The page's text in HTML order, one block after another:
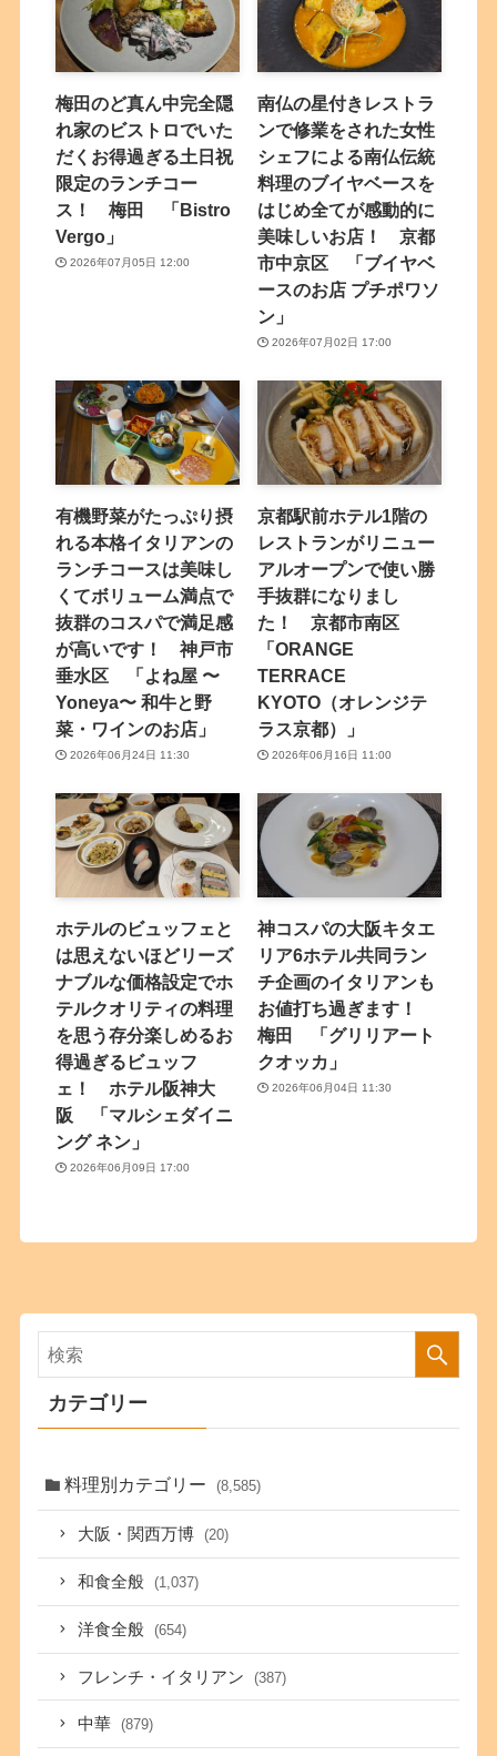
梅田のど真ん中完全隠
れ家のビストロでいた
だくお得過ぎる土日祝
限定のランチコー
ス！ 梅田 「Bistro
Vergo」
2026年07月05日 12:00
南仏の星付きレストラ
ンで修業をされた女性
シェフによる南仏伝統
料理のブイヤベースを
はじめ全てが感動的に
美味しいお店！ 京都
市中京区 「ブイヤベ
ースのお店 プチポワソ
ン」
2026年07月02日 17:00
有機野菜がたっぷり摂
れる本格イタリアンの
ランチコースは美味し
くてボリューム満点で
抜群のコスパで満足感
が高いです！ 神戸市
垂水区 「よね屋 〜
Yoneya〜 和牛と野
菜・ワインのお店」
2026年06月24日 11:30
京都駅前ホテル1階の
レストランがリニュー
アルオープンで使い勝
手抜群になりまし
た！ 京都市南区
「ORANGE
TERRACE
KYOTO（オレンジテ
ラス京都）」
2026年06月16日 11:00
ホテルのビュッフェと
は思えないほどリーズ
ナブルな価格設定でホ
テルクオリティの料理
を思う存分楽しめるお
得過ぎるビュッフ
ェ！ ホテル阪神大
阪 「マルシェダイニ
ング ネン」
2026年06月09日 17:00
神コスパの大阪キタエ
リア6ホテル共同ラン
チ企画のイタリアンも
お値打ち過ぎます！
梅田 「グリリアート
クオッカ」
2026年06月04日 11:30
カテゴリー
料理別カテゴリー (8,585)
大阪・関西万博 (20)
和食全般 (1,037)
洋食全般 (654)
フレンチ・イタリアン (387)
中華 (879)